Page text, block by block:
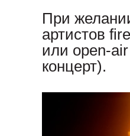
При
артистов
или open-
концерт).